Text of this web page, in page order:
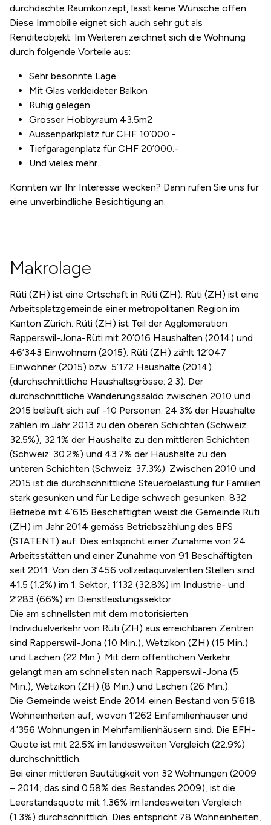
durchdachte Raumkonzept, lässt keine Wünsche offen.
Diese Immobilie eignet sich auch sehr gut als
Renditeobjekt. Im Weiteren zeichnet sich die Wohnung
durch folgende Vorteile aus:
Sehr besonnte Lage
Mit Glas verkleideter Balkon
Ruhig gelegen
Grosser Hobbyraum 43.5m2
Aussenparkplatz für CHF 10’000.-
Tiefgaragenplatz für CHF 20’000.-
Und vieles mehr…
Konnten wir Ihr Interesse wecken? Dann rufen Sie uns für
eine unverbindliche Besichtigung an.
Makrolage
Rüti (ZH) ist eine Ortschaft in Rüti (ZH). Rüti (ZH) ist eine
Arbeitsplatzgemeinde einer metropolitanen Region im
Kanton Zürich. Rüti (ZH) ist Teil der Agglomeration
Rapperswil-Jona-Rüti mit 20’016 Haushalten (2014) und
46’343 Einwohnern (2015). Rüti (ZH) zählt 12’047
Einwohner (2015) bzw. 5’172 Haushalte (2014)
(durchschnittliche Haushaltsgrösse: 2.3). Der
durchschnittliche Wanderungssaldo zwischen 2010 und
2015 beläuft sich auf -10 Personen. 24.3% der Haushalte
zählen im Jahr 2013 zu den oberen Schichten (Schweiz:
32.5%), 32.1% der Haushalte zu den mittleren Schichten
(Schweiz: 30.2%) und 43.7% der Haushalte zu den
unteren Schichten (Schweiz: 37.3%). Zwischen 2010 und
2015 ist die durchschnittliche Steuerbelastung für Familien
stark gesunken und für Ledige schwach gesunken. 832
Betriebe mit 4’615 Beschäftigten weist die Gemeinde Rüti
(ZH) im Jahr 2014 gemäss Betriebszählung des BFS
(STATENT) auf. Dies entspricht einer Zunahme von 24
Arbeitsstätten und einer Zunahme von 91 Beschäftigten
seit 2011. Von den 3’456 vollzeitäquivalenten Stellen sind
41.5 (1.2%) im 1. Sektor, 1’132 (32.8%) im Industrie- und
2’283 (66%) im Dienstleistungssektor.
Die am schnellsten mit dem motorisierten
Individualverkehr von Rüti (ZH) aus erreichbaren Zentren
sind Rapperswil-Jona (10 Min.), Wetzikon (ZH) (15 Min.)
und Lachen (22 Min.). Mit dem öffentlichen Verkehr
gelangt man am schnellsten nach Rapperswil-Jona (5
Min.), Wetzikon (ZH) (8 Min.) und Lachen (26 Min.).
Die Gemeinde weist Ende 2014 einen Bestand von 5’618
Wohneinheiten auf, wovon 1’262 Einfamilienhäuser und
4’356 Wohnungen in Mehrfamilienhäusern sind. Die EFH-
Quote ist mit 22.5% im landesweiten Vergleich (22.9%)
durchschnittlich.
Bei einer mittleren Bautätigkeit von 32 Wohnungen (2009
– 2014; das sind 0.58% des Bestandes 2009), ist die
Leerstandsquote mit 1.36% im landesweiten Vergleich
(1.3%) durchschnittlich. Dies entspricht 78 Wohneinheiten,